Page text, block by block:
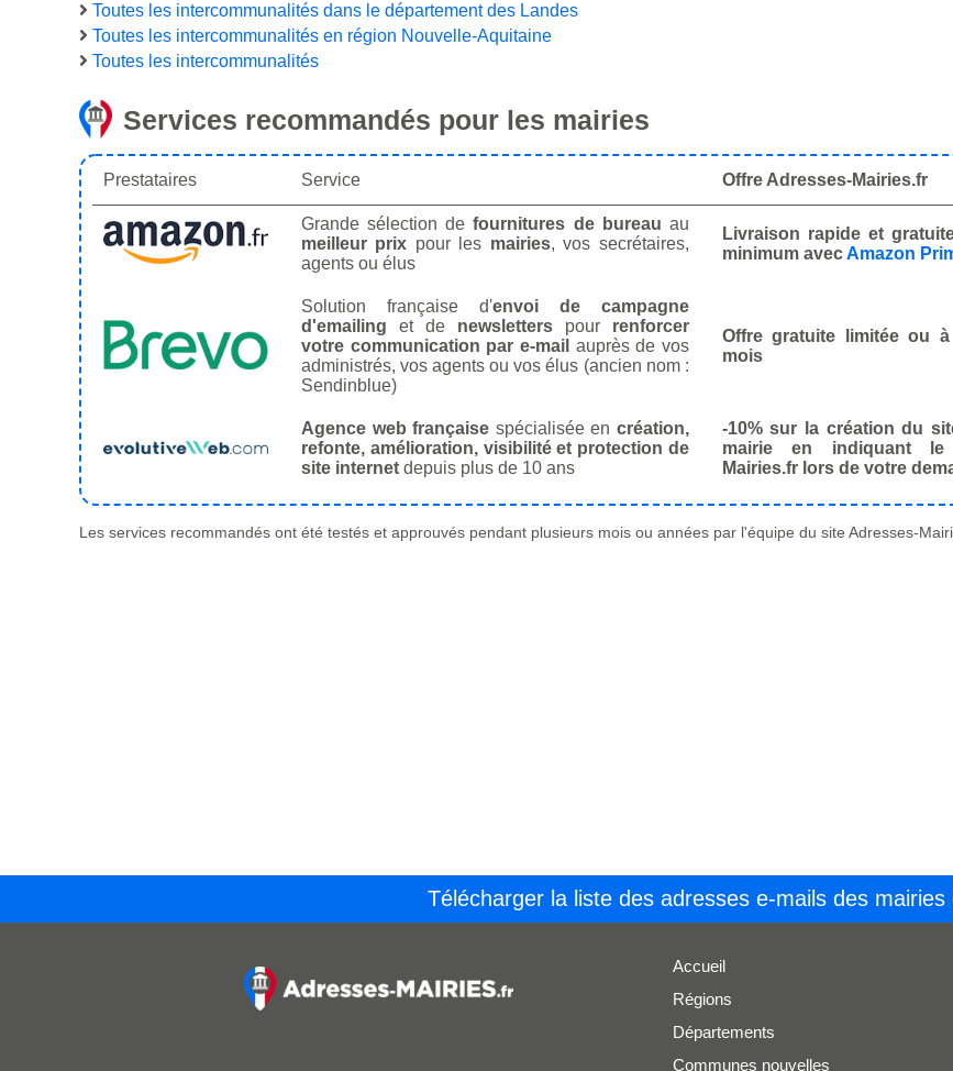
Toutes les intercommunalités dans le département des Landes
Toutes les intercommunalités en région Nouvelle-Aquitaine
Toutes les intercommunalités
Services recommandés pour les mairies
Prestataires Service Offre Adresses-Mairies.fr
Grande sélection defournitures de bureau au
meilleur prix pour les mairies, vos secrétaires,
agents ou élus
Livraison rapide et
minimum avecAmazon
Solution française d'envoi de campagne
d'emailing et de newsletterspour renforcer
votre communication par e-mail auprès de vos
administrés, vos agents ou vos élus (ancien nom :
Sendinblue)
Offre gratuite limitée ou
mois
Agence web française spécialisée en création,
refonte, amélioration, visibilité et protection de
site internet depuis plus de 10 ans
-10% sur la création du
mairie en indiquant le
Mairies.fr lors de votre
Les services recommandés ont été testés et approuvés pendant plusieurs mois ou années par l'équipe du site Adresses-
Télécharger la liste des adresses e-mails des mairies
Accueil
Régions
Départements
Communes nouvelles